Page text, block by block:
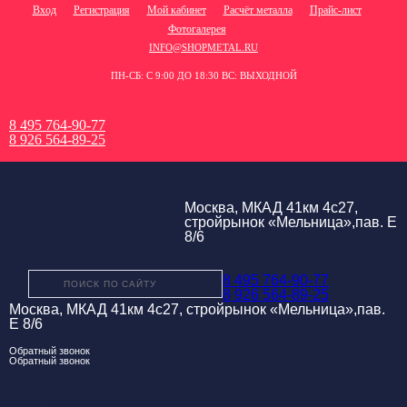
Вход Регистрация Мой кабинет Расчёт металла
Прайс-лист
Фотогалерея
INFO@SHOPMETAL.RU
ПН-СБ: С 9:00 ДО 18:30 ВС: ВЫХОДНОЙ
8 495 764-90-77
8 926 564-89-25
Москва, МКАД 41км 4с27,
стройрынок «Мельница»,пав. Е
8/6
8 495 764-90-77
8 926 564-89-25
Москва, МКАД 41км 4с27, стройрынок «Мельница»,пав.
Е 8/6
Обратный звонок
Обратный звонок